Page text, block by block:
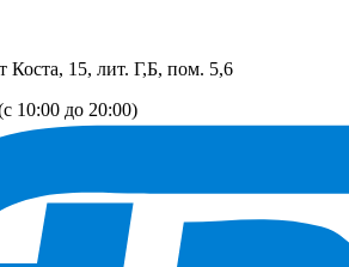
Коста, 15, лит. Г,Б, пом. 5,6
10:00 до 20:00)